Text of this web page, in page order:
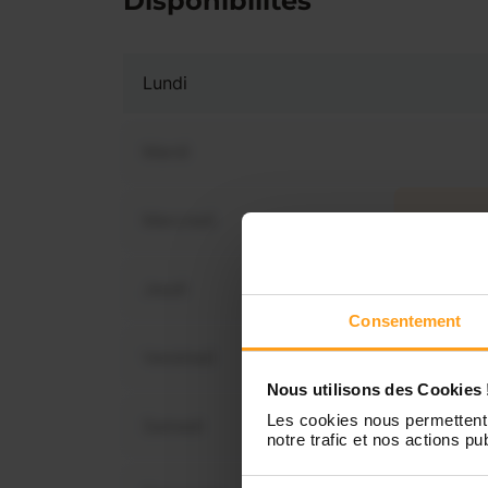
Consentement
Nous utilisons des Cookies
Les cookies nous
notre trafic et nos actions
Lundi